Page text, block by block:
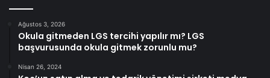
Ağustos 3, 2026
Okula gitmeden LGS tercihi yapılır mı? LGS
başvurusunda okula gitmek zorunlu mu?
Nisan 26, 2024